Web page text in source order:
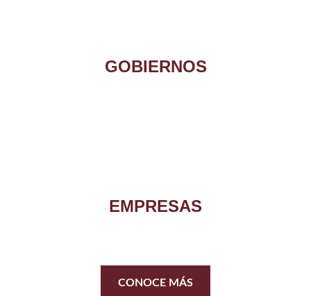
CONOCE MÁS
GOBIERNOS
EMPRESAS